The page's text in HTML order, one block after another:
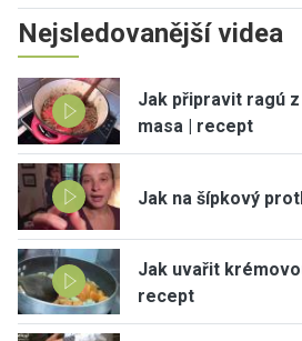
Nejsledovanější videa
Jak připravit ragú
masa | recept
Jak na šípkový
Jak uvařit
recept